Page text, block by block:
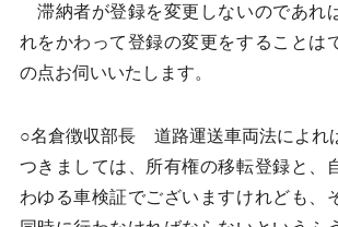
滞納者が登録を変更しないのであれ
れをかわって登録の変更をすることは
の点お伺いいたします。
○名倉徴収部長 道路運送車両法によれ
つきましては、所有権の移転登録と、
わゆる車検証でございますけれども、